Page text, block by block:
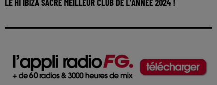
LE HÏ IBIZA SACRÉ MEILLEUR CLUB DE L’ANNÉE 2024 !